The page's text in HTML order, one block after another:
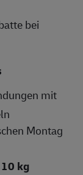
bei
mit
Montag
kg